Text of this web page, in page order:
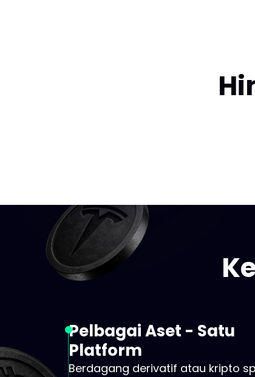
Pelbagai Aset - Satu
Platform
Berdagang derivatif atau kripto